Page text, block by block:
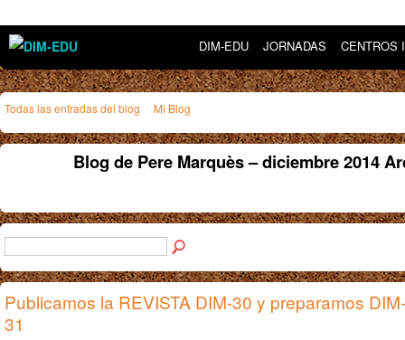
DIM-EDU JORNADAS CENTROS
Todas las entradas del blog Mi Blog
Blog de Pere Marquès – diciembre 2014
Publicamos la REVISTA DIM-30 y preparamos DIM-
31